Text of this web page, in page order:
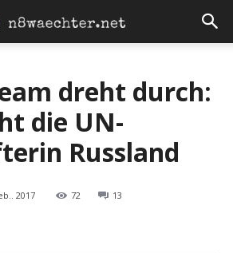
dreht durch:
die UN-
Russland
2017 72 13